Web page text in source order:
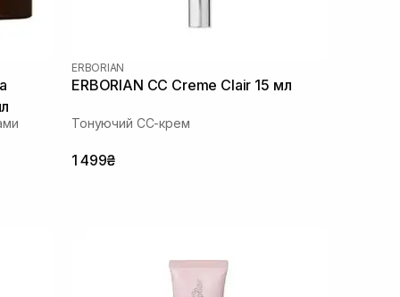
ERBORIAN
ERBORIAN CC Creme Clair 15 мл
Тонуючий СС-крем
1 499₴